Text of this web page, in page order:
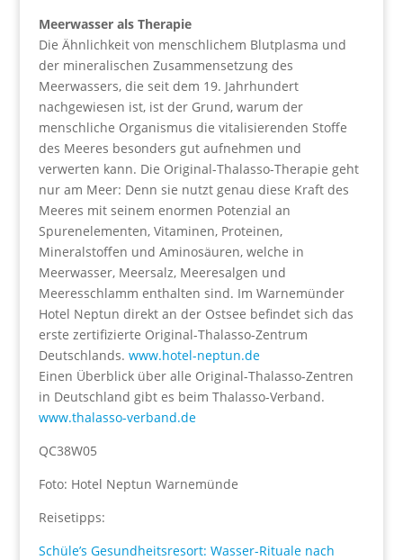
Meerwasser als Therapie
Die Ähnlichkeit von menschlichem Blutplasma und
der mineralischen Zusammensetzung des
Meerwassers, die seit dem 19. Jahrhundert
nachgewiesen ist, ist der Grund, warum der
menschliche Organismus die vitalisierenden Stoffe
des Meeres besonders gut aufnehmen und
verwerten kann. Die Original-Thalasso-Therapie geht
nur am Meer: Denn sie nutzt genau diese Kraft des
Meeres mit seinem enormen Potenzial an
Spurenelementen, Vitaminen, Proteinen,
Mineralstoffen und Aminosäuren, welche in
Meerwasser, Meersalz, Meeresalgen und
Meeresschlamm enthalten sind. Im Warnemünder
Hotel Neptun direkt an der Ostsee befindet sich das
erste zertifizierte Original-Thalasso-Zentrum
Deutschlands. www.hotel-neptun.de
Einen Überblick über alle Original-Thalasso-Zentren
in Deutschland gibt es beim Thalasso-Verband.
www.thalasso-verband.de
QC38W05
Foto: Hotel Neptun Warnemünde
Reisetipps:
Schüle’s Gesundheitsresort: Wasser-Rituale nach